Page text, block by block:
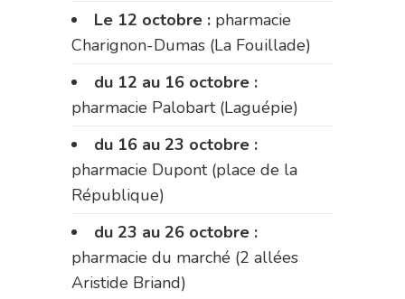
Le 12 octobre : pharmacie
Charignon-Dumas (La Fouillade)
du 12 au 16 octobre :
pharmacie Palobart (Laguépie)
du 16 au 23 octobre :
pharmacie Dupont (place de la
République)
du 23 au 26 octobre :
pharmacie du marché (2 allées
Aristide Briand)